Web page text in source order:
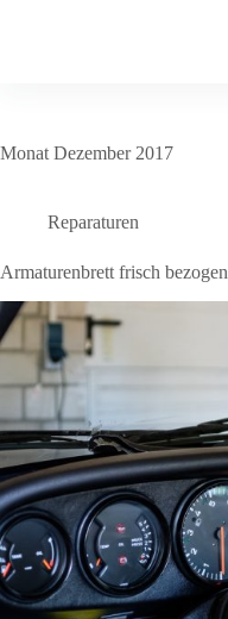
Monat Dezember 2017
Reparaturen
Armaturenbrett frisch bezogen